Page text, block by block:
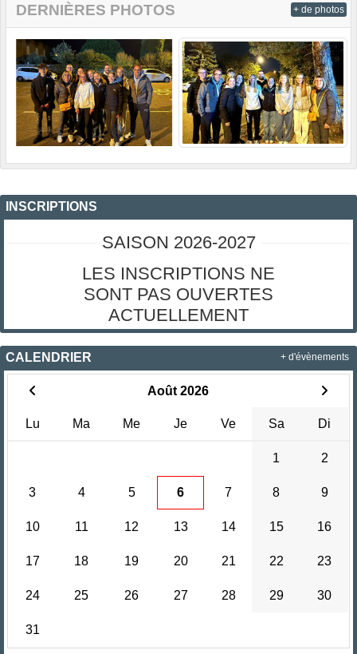
DERNIÈRES PHOTOS + de photos
INSCRIPTIONS
SAISON 2026-2027
LES INSCRIPTIONS NE
SONT PAS OUVERTES
ACTUELLEMENT
CALENDRIER
Août 2026
Lu Ma Me Je Ve Sa Di
1 2
3 4 5 6 7 8 9
10 11 12 13 14 15 16
17 18 19 20 21 22 23
24 25 26 27 28 29 30
31
+ d'évènements